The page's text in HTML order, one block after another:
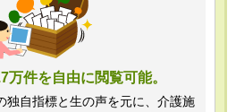
ではご利用状況の統計
ー等を用いております
人情報の取得、利用は
。
万件を自由に閲覧可能。
独自指標と生の声を元に、介護施